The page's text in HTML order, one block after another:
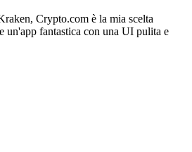
Crypto.com è la mia scelta
un'app fantastica con una UI pulita e